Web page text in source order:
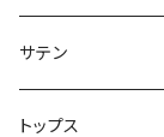
サテン
トップス